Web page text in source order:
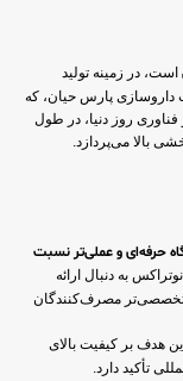
است، در زمینه تولید
پارس حیان، که
و فناوری روز دنیا، در طول
بالا می‌پردازد.
حرفه‌ای و عملی‌تر نسبت
به دنبال ارائه
تخصصی‌تر مصرف‌کنندگان
این هدف بر کیفیت بالای
تأکید دارد.